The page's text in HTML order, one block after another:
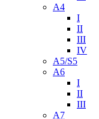
A4
I
II
III
IV
A5/S5
A6
I
II
III
A7